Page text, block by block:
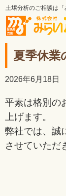
土壌分析のご相談は
夏季休業
2026年6月18日
平素は格別の
上げます。
弊社では、誠
させていただ